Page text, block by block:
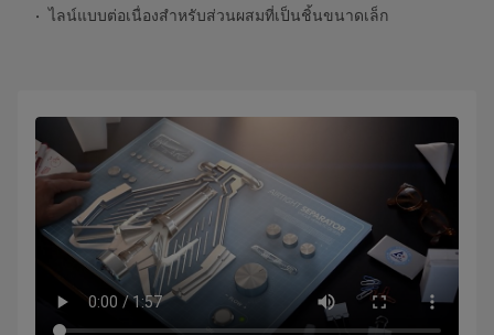
ไลน์แบบต่อเนื่องสำหรับส่วนผสมที่เป็นชิ้นขนาดเล็ก